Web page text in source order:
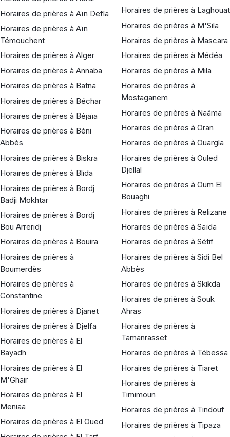
Horaires de prières à Aïn Defla
Horaires de prières à Aïn
Témouchent
Horaires de prières à Alger
Horaires de prières à Annaba
Horaires de prières à Batna
Horaires de prières à Béchar
Horaires de prières à Béjaïa
Horaires de prières à Béni
Abbès
Horaires de prières à Biskra
Horaires de prières à Blida
Horaires de prières à Bordj
Badji Mokhtar
Horaires de prières à Bordj
Bou Arreridj
Horaires de prières à Bouira
Horaires de prières à
Boumerdès
Horaires de prières à
Constantine
Horaires de prières à Djanet
Horaires de prières à Djelfa
Horaires de prières à El
Bayadh
Horaires de prières à El
M'Ghair
Horaires de prières à El
Meniaa
Horaires de prières à El Oued
Horaires de prières à Laghouat
Horaires de prières à M'Sila
Horaires de prières à Mascara
Horaires de prières à Médéa
Horaires de prières à Mila
Horaires de prières à
Mostaganem
Horaires de prières à Naâma
Horaires de prières à Oran
Horaires de prières à Ouargla
Horaires de prières à Ouled
Djellal
Horaires de prières à Oum El
Bouaghi
Horaires de prières à Relizane
Horaires de prières à Saïda
Horaires de prières à Sétif
Horaires de prières à Sidi Bel
Abbès
Horaires de prières à Skikda
Horaires de prières à Souk
Ahras
Horaires de prières à
Tamanrasset
Horaires de prières à Tébessa
Horaires de prières à Tiaret
Horaires de prières à
Timimoun
Horaires de prières à Tindouf
Horaires de prières à Tipaza